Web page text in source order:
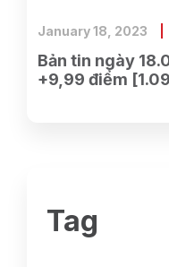
Bản tin ngày
+9,99 điểm
January 18, 2023
Tag